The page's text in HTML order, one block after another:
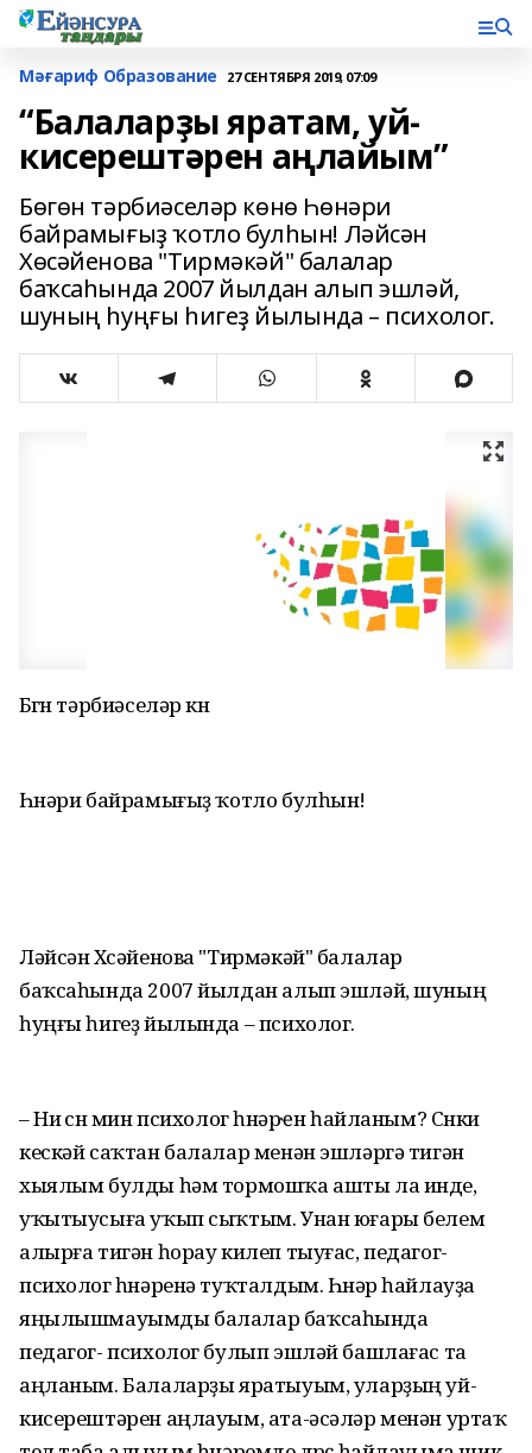
Мәғариф Образование 27 СЕНТЯБРЯ 2019, 07:09
“Балаларҙы яратам, уй-
кисерештәрен аңлайым”
Бөгөн тәрбиәселәр көнө Һөнәри
байрамығыҙ ҡотло булһын! Ләйсән
Хөсәйенова "Тирмәкәй" балалар
баҡсаһында 2007 йылдан алып эшләй,
шуның һуңғы һигеҙ йылында – психолог.
Бөгөн тәрбиәселәр көнө
Һөнәри байрамығыҙ ҡотло булһын!
Ләйсән Хөсәйенова "Тирмәкәй" балалар
баҡсаһында 2007 йылдан алып эшләй, шуның
һуңғы һигеҙ йылында – психолог.
– Ни өсөн мин психолог һөнәрҽн һайланым? Сөнки
кескәй саҡтан балалар менән эшләргә тигән
хыялым булды һәм тормошҡа ашты ла инде,
уҡытыусыға уҡып сыҡтым. Унан юғары белем
алырға тигән һорау килеп тыуғас, педагог-
психолог һөнәренә туҡталдым. Һөнәр һайлауҙа
яңылышмауымды балалар баҡсаһында
педагог- психолог булып эшләй башлағас та
аңланым. Балаларҙы яратыуым, уларҙың уй-
кисерештәрен аңлауым, ата-әсәләр менән уртаҡ